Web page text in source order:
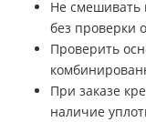
Не смешивать
без проверки
Проверить
При заказе
наличие